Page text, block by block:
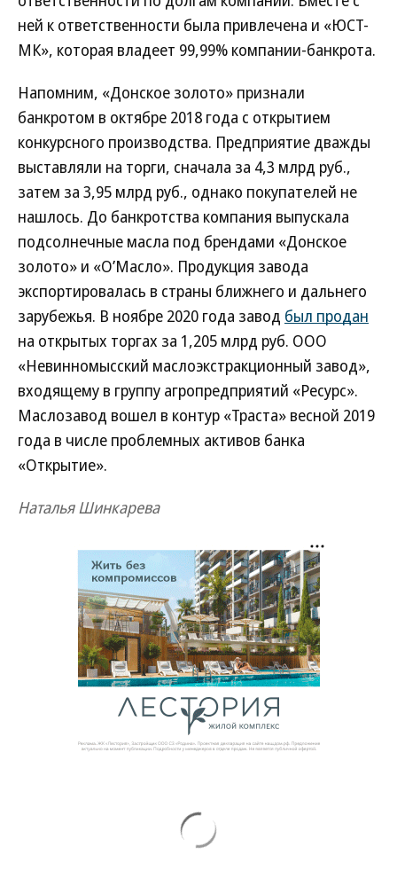
ней к ответственности была привлечена и «ЮСТ-
МК», которая владеет 99,99% компании-банкрота.
Напомним, «Донское золото» признали
банкротом в октябре 2018 года с открытием
конкурсного производства. Предприятие дважды
выставляли на торги, сначала за 4,3 млрд руб.,
затем за 3,95 млрд руб., однако покупателей не
нашлось. До банкротства компания выпускала
подсолнечные масла под брендами «Донское
золото» и «О’Масло». Продукция завода
экспортировалась в страны ближнего и дальнего
зарубежья. В ноябре 2020 года завод был продан
на открытых торгах за 1,205 млрд руб. ООО
«Невинномысский маслоэкстракционный завод»,
входящему в группу агропредприятий «Ресурс».
Маслозавод вошел в контур «Траста» весной 2019
года в числе проблемных активов банка
«Открытие».
Наталья Шинкарева